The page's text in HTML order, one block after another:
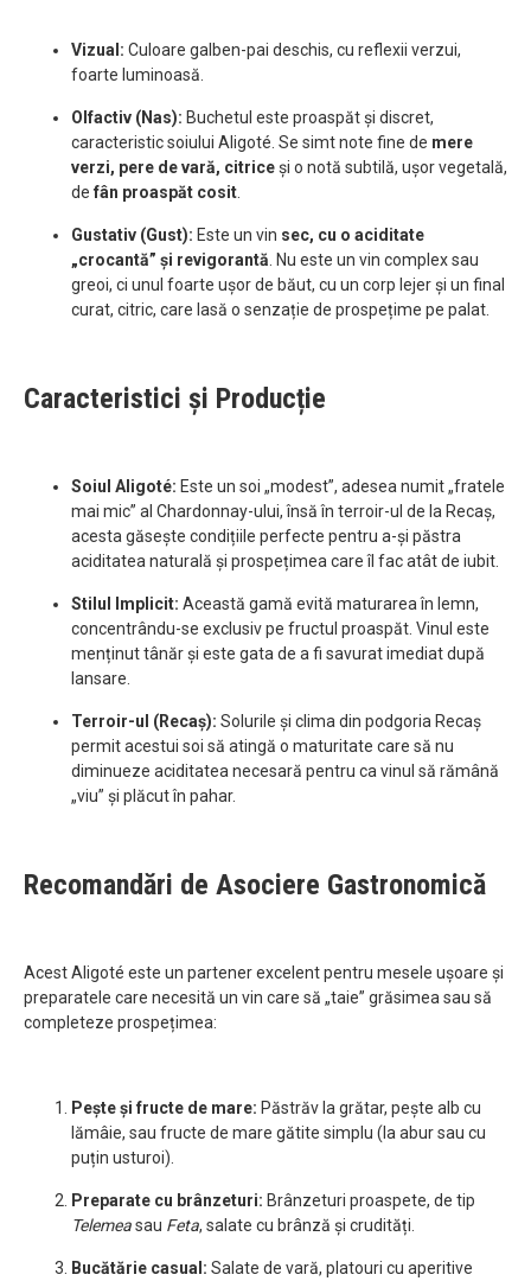
Vizual: Culoare galben-pai deschis, cu reflexii verzui,
foarte luminoasă.
Olfactiv (Nas): Buchetul este proaspăt și discret,
caracteristic soiului Aligoté. Se simt note fine de mere
verzi, pere de vară, citriceși o notă subtilă, ușor vegetală,
de fân proaspăt cosit.
Gustativ (Gust): Este un vin sec, cu o aciditate
„crocantă” și revigorantă. Nu este un vin complex sau
greoi, ci unul foarte ușor de băut, cu un corp lejer și un final
curat, citric, care lasă o senzație de prospețime pe palat.
Caracteristici și Producție
Soiul Aligoté: Este un soi „modest”, adesea numit „fratele
mai mic” al Chardonnay-ului, însă în terroir-ul de la Recaș,
acesta găsește condițiile perfecte pentru a-și păstra
aciditatea naturală și prospețimea care îl fac atât de iubit.
Stilul Implicit: Această gamă evită maturarea în lemn,
concentrându-se exclusiv pe fructul proaspăt. Vinul este
menținut tânăr și este gata de a fi savurat imediat după
lansare.
Terroir-ul (Recaș): Solurile și clima din podgoria Recaș
permit acestui soi să atingă o maturitate care să nu
diminueze aciditatea necesară pentru ca vinul să rămână
„viu” și plăcut în pahar.
Recomandări de Asociere Gastronomică
Acest Aligoté este un partener excelent pentru mesele ușoare și
preparatele care necesită un vin care să „taie” grăsimea sau să
completeze prospețimea:
Pește și fructe de mare: Păstrăv la grătar, pește alb cu
lămâie, sau fructe de mare gătite simplu (la abur sau cu
puțin usturoi).
Preparate cu brânzeturi: Brânzeturi proaspete, de tip
Telemeasau Feta, salate cu brânză și crudități.
Bucătărie casual: Salate de vară, platouri cu aperitive